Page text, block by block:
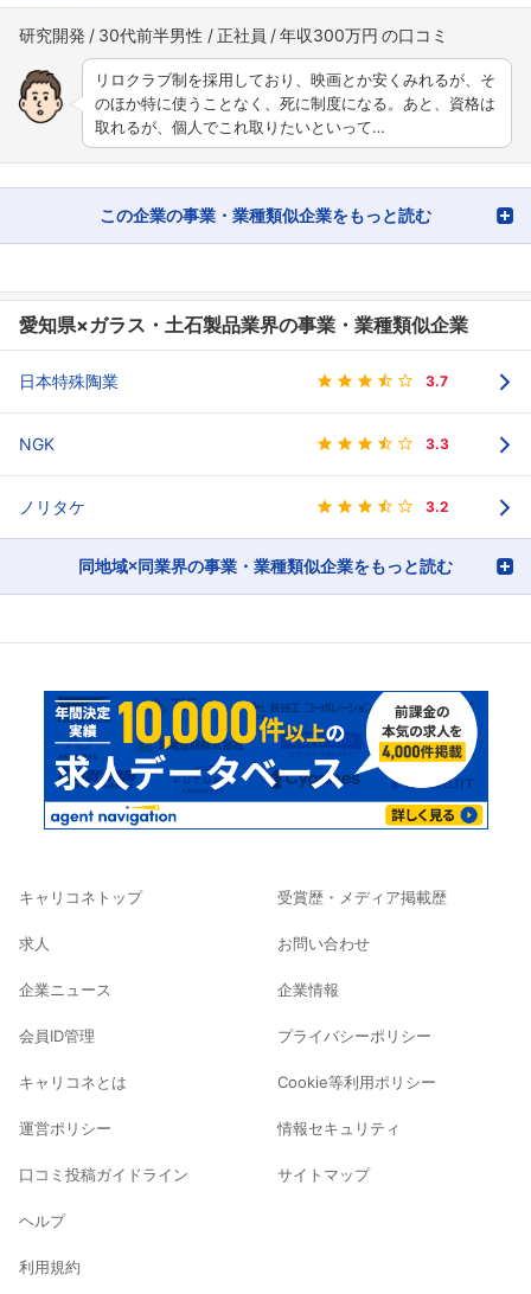
研究開発 30代前半男性 正社員 年収300万円
リロクラブ制を採用しており、映画とか安くみれるが、そ
のほか特に使うことなく、死に制度になる。あと、資格は
取れるが、個人でこれ取りたいといって…
この企業の事業・業種類似企業をもっと読む
愛知県×ガラス・土石製品業界の事業・業種類似企業
日本特殊陶業 3.7
NGK 3.3
ノリタケ 3.2
同地域×同業界の事業・業種類似企業をもっと読む
キャリコネトップ
求人
企業ニュース
会員ID管理
キャリコネとは
運営ポリシー
口コミ投稿ガイドライン
ヘルプ
利用規約
受賞歴・メディア掲載歴
お問い合わせ
企業情報
プライバシーポリシー
Cookie等利用ポリシー
情報セキュリティ
サイトマップ